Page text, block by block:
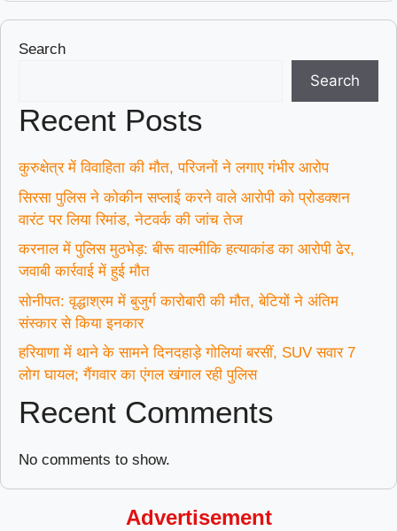
Search
Search
Recent Posts
कुरुक्षेत्र में विवाहिता की मौत, परिजनों ने लगाए गंभीर आरोप
सिरसा पुलिस ने कोकीन सप्लाई करने वाले आरोपी को प्रोडक्शन
वारंट पर लिया रिमांड, नेटवर्क की जांच तेज
करनाल में पुलिस मुठभेड़: बीरू वाल्मीकि हत्याकांड का आरोपी ढेर,
जवाबी कार्रवाई में हुई मौत
सोनीपत: वृद्धाश्रम में बुजुर्ग कारोबारी की मौत, बेटियों ने अंतिम
संस्कार से किया इनकार
हरियाणा में थाने के सामने दिनदहाड़े गोलियां बरसीं, SUV सवार 7
लोग घायल; गैंगवार का एंगल खंगाल रही पुलिस
Recent Comments
No comments to show.
Advertisement